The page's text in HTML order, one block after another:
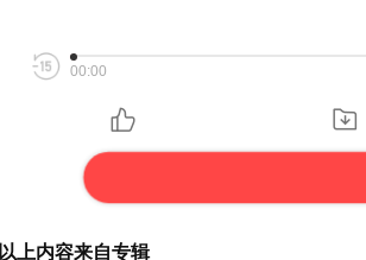
00:00
以上内容来自专辑